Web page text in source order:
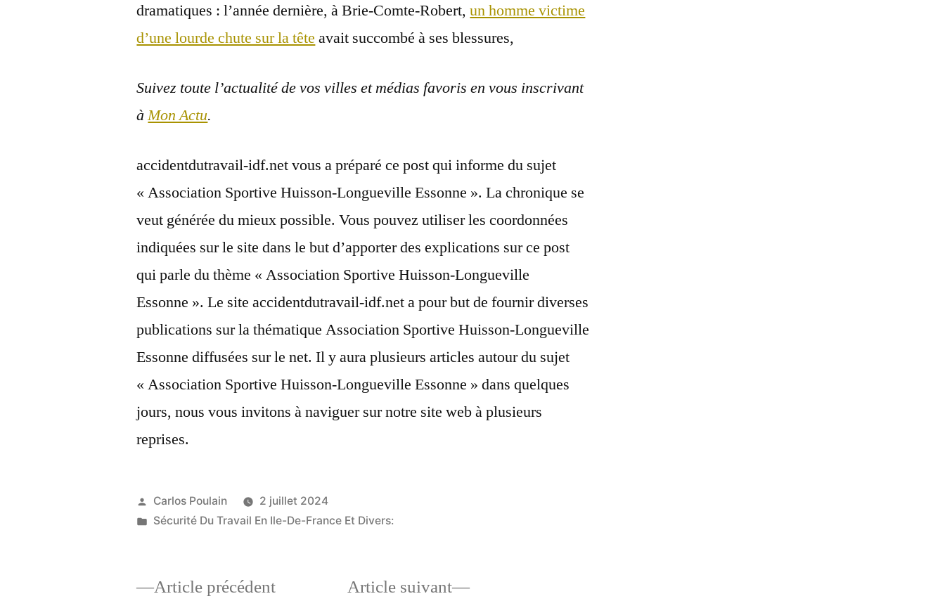
dramatiques : l’année dernière, à Brie-Comte-Robert,un homme victime
d’une lourde chute sur la tête avait succombé à ses blessures,
Suivez toute l’actualité de vos villes et médias favoris en vous inscrivant
àMon Actu.
accidentdutravail-idf.net vous a préparé ce post qui informe du sujet
« Association Sportive Huisson-Longueville Essonne ». La chronique se
veut générée du mieux possible. Vous pouvez utiliser les coordonnées
indiquées sur le site dans le but d’apporter des explications sur ce post
qui parle du thème « Association Sportive Huisson-Longueville
Essonne ». Le site accidentdutravail-idf.net a pour but de fournir diverses
publications sur la thématique Association Sportive Huisson-Longueville
Essonne diffusées sur le net. Il y aura plusieurs articles autour du sujet
« Association Sportive Huisson-Longueville Essonne » dans quelques
jours, nous vous invitons à naviguer sur notre site web à plusieurs
reprises.
Publié
par
Carlos Poulain
2 juillet 2024
Publié
Sécurité Du Travail En Ile-De-France Et Divers:
Article précédentArticle
Article suivant
Article